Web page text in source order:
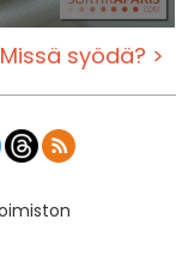
syödä? >